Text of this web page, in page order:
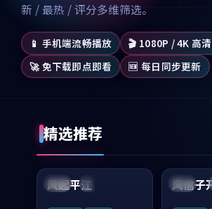
新 / 最热 / 评分多维筛选。
📱 手机端流畅播放
🎬 1080P / 4K 高
🚀 免下载即点即看
🆕 每日同步更新
精选推荐
美国 完结
99:07
风起平江 法国
风信子